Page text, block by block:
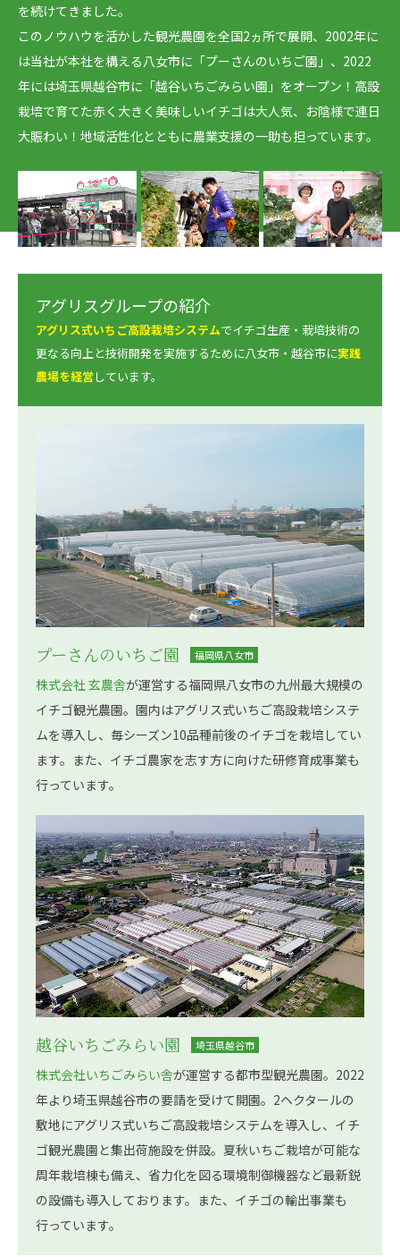
を続けてきました。
このノウハウを活かした観光農園を全国2ヵ所で展開、2002年に
は当社が本社を構える八女市に「プーさんのいちご園」、2022
年には埼玉県越谷市に「越谷いちごみらい園」をオープン！高設
栽培で育てた赤く大きく美味しいイチゴは大人気、お陰様で連日
大賑わい！地域活性化とともに農業支援の一助も担っています。
アグリスグループの紹介
アグリス式いちご高設栽培システムでイチゴ生産・栽培技術の
更なる向上と技術開発を実施するために八女市・越谷市に実践
農場を経営 しています。
プーさんのいちご園 福岡県八女市
株式会社 玄農舎が運営する福岡県八女市の九州最大規模の
イチゴ観光農園。園内はアグリス式いちご高設栽培システ
ムを導入し、毎シーズン10品種前後のイチゴを栽培してい
ます。また、イチゴ農家を志す方に向けた研修育成事業も
行っています。
越谷いちごみらい園 埼玉県越谷市
株式会社いちごみらい舎が運営する都市型観光農園。2022
年より埼玉県越谷市の要請を受けて開園。2ヘクタールの
敷地にアグリス式いちご高設栽培システムを導入し、イチ
ゴ観光農園と集出荷施設を併設。夏秋いちご栽培が可能な
周年栽培棟も備え、省力化を図る環境制御機器など最新鋭
の設備も導入しております。また、イチゴの輸出事業も
行っています。